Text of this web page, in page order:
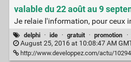
valable du 22 août au 9
Je relaie l'information, pour ceux
delphi · ide · gratuit · promotion ·
August 25, 2016 at 10:08:47 AM
http://www.developpez.com/actu/102947/Delphi-10-1-Berlin-Starter-Edition-disponible-gratuitement-en-